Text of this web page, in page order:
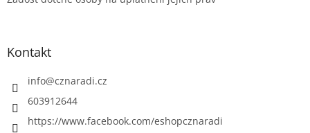
Kontakt
info@cznaradi.cz
603912644
https://www.facebook.com/eshopcznaradi